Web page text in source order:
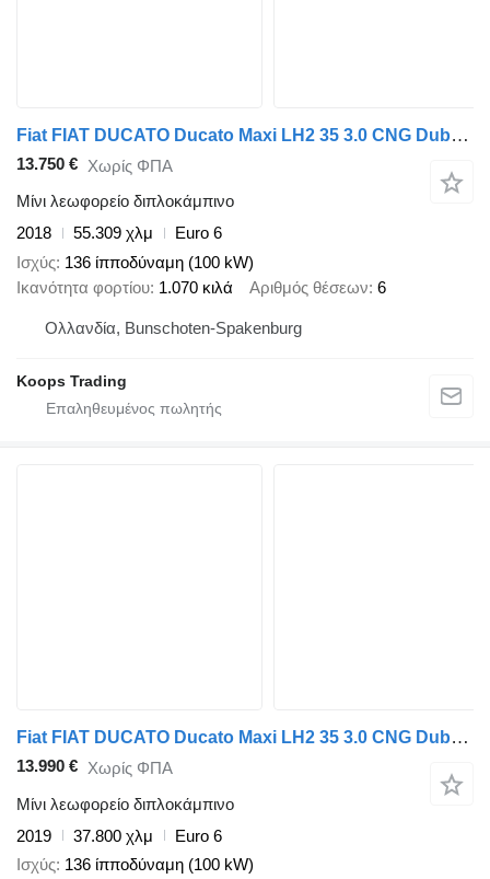
Fiat FIAT DUCATO Ducato Maxi LH2 35 3.0 CNG Dubbel cabine 6 persoons
13.750 € Χωρίς ΦΠΑ
Μίνι λεωφορείο διπλοκάμπινο
2018
55.309 χλμ
Euro 6
Ισχύς 136 ίπποδύναμη (100 kW)
Ικανότητα φορτίου 1.070 κιλά Αριθμός θέσεων 6
Ολλανδία, Bunschoten-Spakenburg
Koops Trading
Fiat FIAT DUCATO Ducato Maxi LH2 35 3.0 CNG Dubbel Cabine 6 persoons
13.990 € Χωρίς ΦΠΑ
Μίνι λεωφορείο διπλοκάμπινο
2019
37.800 χλμ
Euro 6
Ισχύς 136 ίπποδύναμη (100 kW)